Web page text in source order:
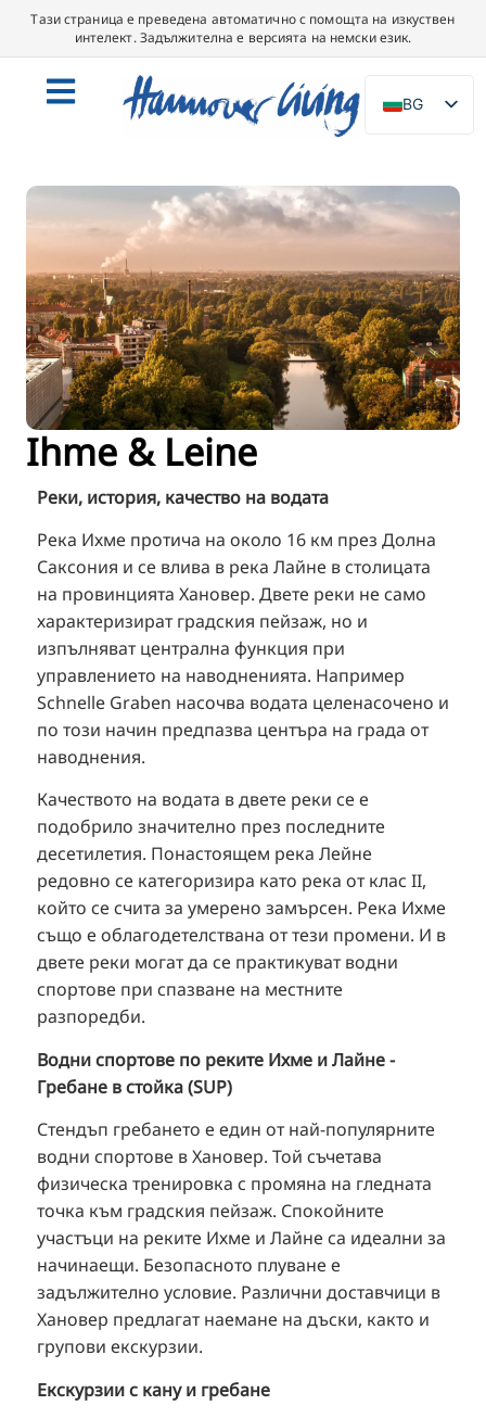
Тази страница е преведена автоматично с помощта на изкуствен
интелект. Задължителна е версията на немски език.
BG
DE
NL
ES
IT
DA
SV
FR
RU
FI
ZH
JA
UK
Ihme & Leine
Реки, история, качество на водата
Река Ихме протича на около 16 км през Долна
Саксония и се влива в река Лайне в столицата
на провинцията Хановер. Двете реки не само
характеризират градския пейзаж, но и
изпълняват централна функция при
управлението на наводненията. Например
Schnelle Graben насочва водата целенасочено и
по този начин предпазва центъра на града от
наводнения.
Качеството на водата в двете реки се е
подобрило значително през последните
десетилетия. Понастоящем река Лейне
редовно се категоризира като река от клас II,
който се счита за умерено замърсен. Река Ихме
също е облагодетелствана от тези промени. И в
двете реки могат да се практикуват водни
спортове при спазване на местните
разпоредби.
Водни спортове по реките Ихме и Лайне -
Гребане в стойка (SUP)
Стендъп гребането е един от най-популярните
водни спортове в Хановер. Той съчетава
физическа тренировка с промяна на гледната
точка към градския пейзаж. Спокойните
участъци на реките Ихме и Лайне са идеални за
начинаещи. Безопасното плуване е
задължително условие. Различни доставчици в
Хановер предлагат наемане на дъски, както и
групови екскурзии.
Екскурзии с кану и гребане